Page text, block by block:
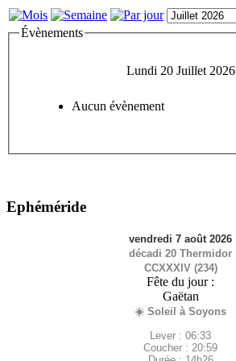
Évènements
Lundi 20 Juillet 2026
Aucun évènement
Ephéméride
vendredi 7 août 2026
décadi 20 Thermidor
CCXXXIV (234)
Fête du jour :
Gaëtan
☀️ Soleil à Soyons
Lever : 06:33
Coucher : 20:59